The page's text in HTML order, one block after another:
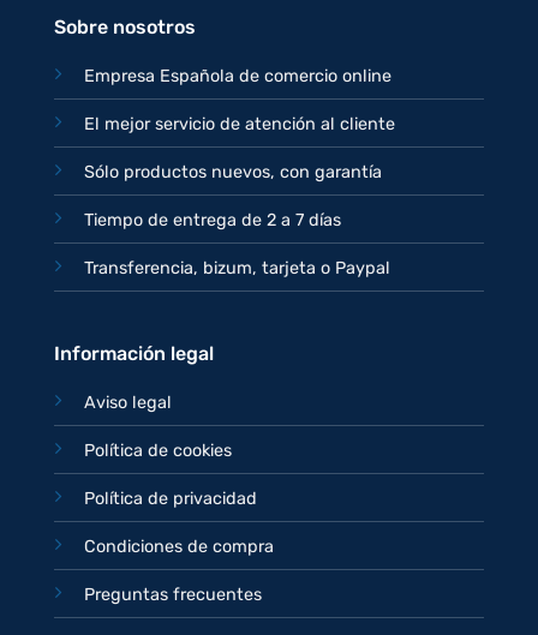
Sobre nosotros
Empresa Española de comercio online
El mejor servicio de atención al cliente
Sólo productos nuevos, con garantía
Tiempo de entrega de 2 a 7 días
Transferencia, bizum, tarjeta o Paypal
Información legal
Aviso legal
Política de cookies
Política de privacidad
Condiciones de compra
Preguntas frecuentes